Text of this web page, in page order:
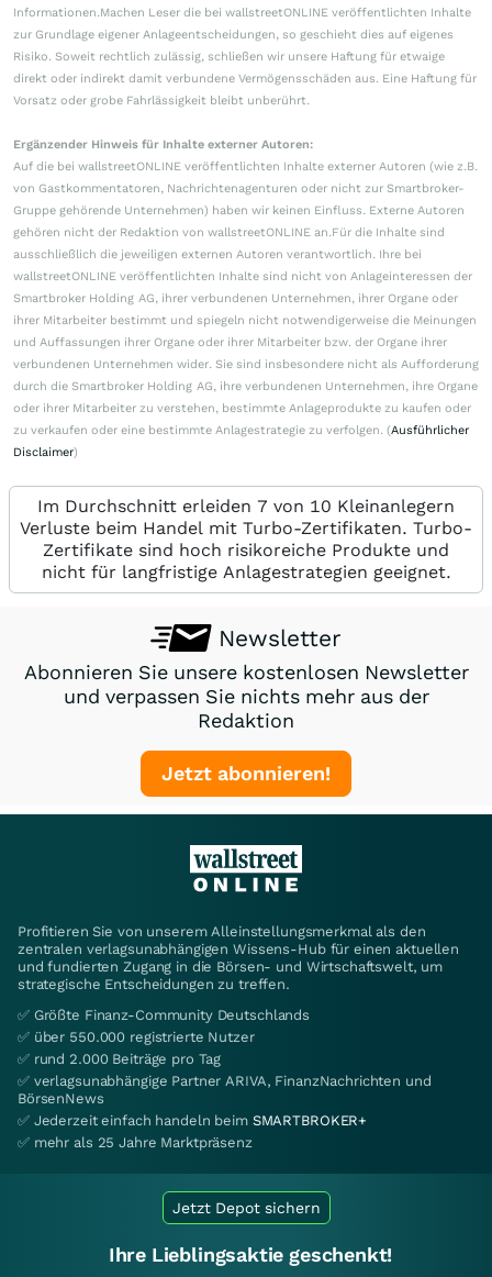
Informationen.Machen Leser die bei wallstreetONLINE veröffentlichten Inhalte
zur Grundlage eigener Anlageentscheidungen, so geschieht dies auf eigenes
Risiko. Soweit rechtlich zulässig, schließen wir unsere Haftung für etwaige
direkt oder indirekt damit verbundene Vermögensschäden aus. Eine Haftung für
Vorsatz oder grobe Fahrlässigkeit bleibt unberührt.
Ergänzender Hinweis für Inhalte externer Autoren:
Auf die bei wallstreetONLINE veröffentlichten Inhalte externer Autoren (wie z.B.
von Gastkommentatoren, Nachrichtenagenturen oder nicht zur Smartbroker-
Gruppe gehörende Unternehmen) haben wir keinen Einfluss. Externe Autoren
gehören nicht der Redaktion von wallstreetONLINE an.Für die Inhalte sind
ausschließlich die jeweiligen externen Autoren verantwortlich. Ihre bei
wallstreetONLINE veröffentlichten Inhalte sind nicht von Anlageinteressen der
Smartbroker Holding AG, ihrer verbundenen Unternehmen, ihrer Organe oder
ihrer Mitarbeiter bestimmt und spiegeln nicht notwendigerweise die Meinungen
und Auffassungen ihrer Organe oder ihrer Mitarbeiter bzw. der Organe ihrer
verbundenen Unternehmen wider. Sie sind insbesondere nicht als Aufforderung
durch die Smartbroker Holding AG, ihre verbundenen Unternehmen, ihre Organe
oder ihrer Mitarbeiter zu verstehen, bestimmte Anlageprodukte zu kaufen oder
zu verkaufen oder eine bestimmte Anlagestrategie zu verfolgen. (Ausführlicher
Disclaimer)
Im Durchschnitt erleiden 7 von 10 Kleinanlegern
Verluste beim Handel mit Turbo-Zertifikaten. Turbo-
Zertifikate sind hoch risikoreiche Produkte und
nicht für langfristige Anlagestrategien geeignet.
Newsletter
Abonnieren Sie unsere kostenlosen Newsletter
und verpassen Sie nichts mehr aus der
Redaktion
Jetzt abonnieren!
Profitieren Sie von unserem Alleinstellungsmerkmal als den
zentralen verlagsunabhängigen Wissens-Hub für einen aktuellen
und fundierten Zugang in die Börsen- und Wirtschaftswelt, um
strategische Entscheidungen zu treffen.
✅ Größte Finanz-Community Deutschlands
✅ über 550.000 registrierte Nutzer
✅ rund 2.000 Beiträge pro Tag
✅ verlagsunabhängige Partner ARIVA, FinanzNachrichten und
BörsenNews
✅ Jederzeit einfach handeln beim SMARTBROKER+
✅ mehr als 25 Jahre Marktpräsenz
Jetzt Depot sichern
Ihre Lieblingsaktie geschenkt!